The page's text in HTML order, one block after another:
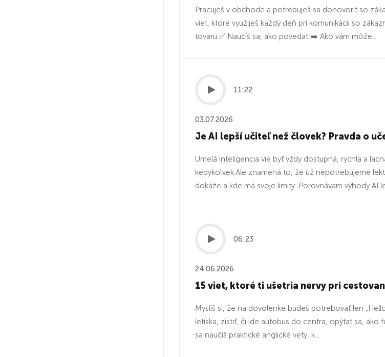
Pracuješ v obchode a potrebuješ sa dohovoriť so
viet, ktoré využiješ každý deň pri komunikácii so
tovaru.✅ Naučíš sa, ako povedať:➡️ Ako vám môže...
11:22
03.07.2026
Je AI lepší učiteľ než človek? Pravda o
Umelá inteligencia vie byť vždy dostupná, rýchla a
kedykoľvek.Ale znamená to, že už nepotrebujeme
dokáže a kde má svoje limity. Porovnávam výhody AI
06:23
24.06.2026
15 viet, ktoré ti ušetria nervy pri
Myslíš si, že na dovolenke budeš potrebovať len
letiska, zistiť, či ide autobus do centra, opýtať sa,
sa naučíš praktické anglické vety, k...